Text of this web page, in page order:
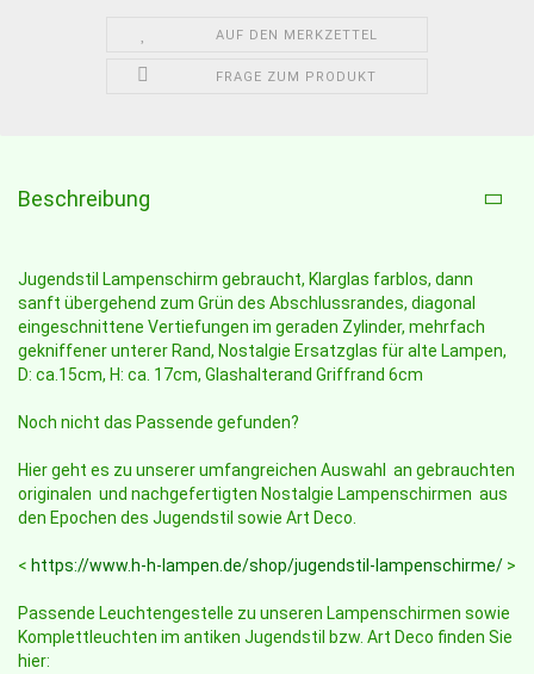
AUF DEN MERKZETTEL
FRAGE ZUM PRODUKT
Beschreibung
Jugendstil Lampenschirm gebraucht, Klarglas farblos, dann
sanft übergehend zum Grün des Abschlussrandes, diagonal
eingeschnittene Vertiefungen im geraden Zylinder, mehrfach
gekniffener unterer Rand, Nostalgie Ersatzglas für alte Lampen,
D: ca.15cm, H: ca. 17cm, Glashalterand Griffrand 6cm
Noch nicht das Passende gefunden?
Hier geht es zu unserer umfangreichen Auswahl an gebrauchten
originalen und nachgefertigten Nostalgie Lampenschirmen aus
den Epochen des Jugendstil sowie Art Deco.
< https://www.h-h-lampen.de/shop/jugendstil-lampenschirme/ >
Passende Leuchtengestelle zu unseren Lampenschirmen sowie
Komplettleuchten im antiken Jugendstil bzw. Art Deco finden Sie
hier: